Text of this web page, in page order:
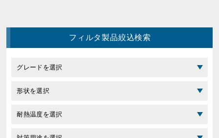
フィルタ製品絞込検索